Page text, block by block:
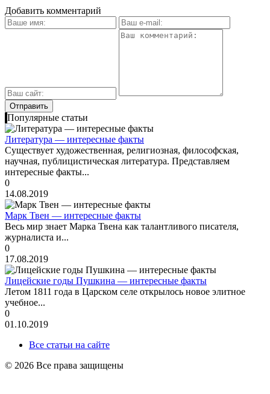
Добавить комментарий
Популярные статьи
Литература — интересные факты
Существует художественная, религиозная, философская,
научная, публицистическая литература. Представляем
интересные факты...
0
14.08.2019
Марк Твен — интересные факты
Весь мир знает Марка Твена как талантливого писателя,
журналиста и...
0
17.08.2019
Лицейские годы Пушкина — интересные факты
Летом 1811 года в Царском селе открылось новое элитное
учебное...
0
01.10.2019
Все статьи на сайте
© 2026 Все права защищены